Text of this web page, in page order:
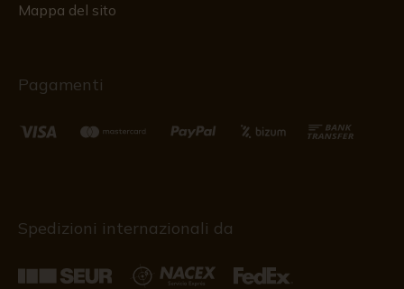
Mappa del sito
Pagamenti
Spedizioni internazionali da